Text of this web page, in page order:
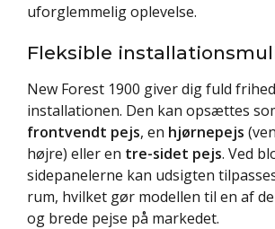
uforglemmelig oplevelse.
Fleksible
New Forest 1900 giver dig fuld
installationen. Den kan opsættes
frontvendt pejs, en hjørnepejs
højre) eller en tre-sidet pejs. Ved
sidepanelerne kan udsigten
rum, hvilket gør modellen til en af
og brede pejse på markedet.